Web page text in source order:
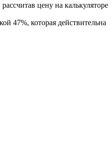
цену на калькуляторе
47%, которая действительна